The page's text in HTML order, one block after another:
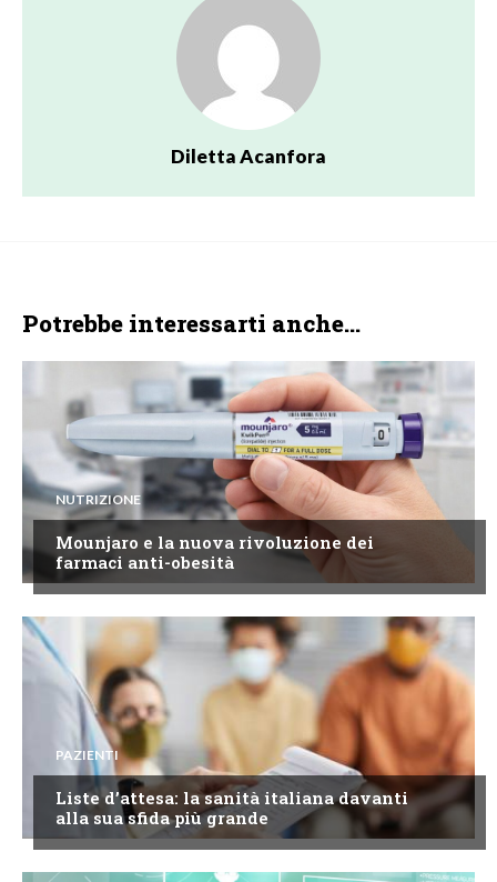
Diletta Acanfora
Potrebbe interessarti anche...
NUTRIZIONE
Mounjaro e la nuova rivoluzione dei
farmaci anti-obesità
PAZIENTI
Liste d’attesa: la sanità italiana davanti
alla sua sfida più grande